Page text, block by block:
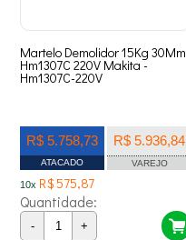
Martelo Demolidor 15Kg 30Mm
Hm1307C 220V Makita -
Hm1307C-220V
R$ 5.758,73
ATACADO
R$ 5.936,84
VAREJO
10x R$ 575,87
Quantidade:
- +